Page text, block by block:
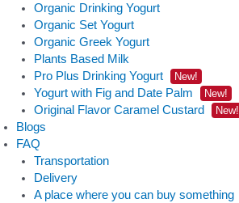
Organic Drinking Yogurt
Organic Set Yogurt
Organic Greek Yogurt
Plants Based Milk
Pro Plus Drinking Yogurt
New!
Yogurt with Fig and Date Palm New!
Original Flavor Caramel Custard New!
Blogs
FAQ
Transportation
Delivery
A place where you can buy something